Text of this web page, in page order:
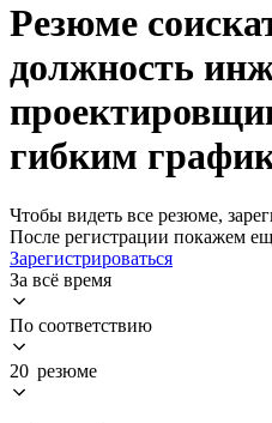
Резюме
должность
гибким
Чтобы видеть все резюме,
После регистрации покажем
Зарегистрироваться
За всё время
По соответствию
20 резюме